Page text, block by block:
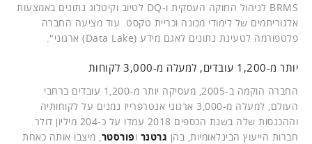
BRMS לניהול החוקה העסקית ו-DQ לטיוב וקיטלוג נתונים באמצעות
אלגוריתמים של לימודי מכונה וכריית טקסט. עוד מציעה החברה
פלטפורמה לטעינת נתונים לאגם מידע (Data Lake) ארגוני".
יותר מ-1,200 עובדים, למעלה מ-3,000 לקוחות
החברה הוקמה ב-2005, מעסיקה יותר מ-1,200 עובדים ברחבי
העולם, למעלה מ-3,000 ארגוני אנטרפרייז נמנים על לקוחותיה
וההכנסות שלה בשנת הכספים 2018 עמדו על כ-204 מיליון דולר.
חברות הייעוץ הבינלאומיות, בהן גרטנר ופורסטר, מיצבו אותה כאחת